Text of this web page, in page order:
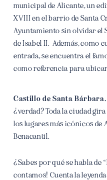
municipal de Alicante, un
XVIII en el barrio de Santa
Ayuntamiento sin olvidar el
de Isabel II. Además, como
entrada, se encuentra el
como referencia para
Castillo de Santa Bárbara.
¿verdad? Toda la ciudad
los lugares más icónicos de
Benacantil.
¿Sabes por qué se habla de
contamos! Cuenta la